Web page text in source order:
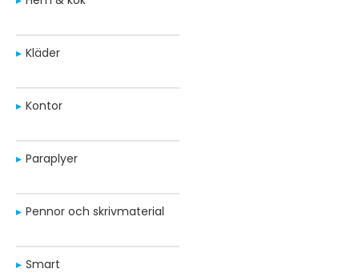
Kläder
Kontor
Paraplyer
Pennor och skrivmaterial
Smart